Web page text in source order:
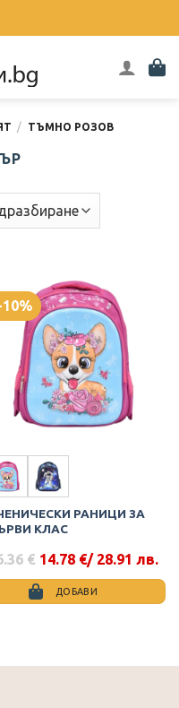
/ ТЪМНО РОЗОВ
РАНИЦИ ЗА
КЛАС
€
€.
14.78 €
€.
/ 28.91 лв.
ДОБАВИ